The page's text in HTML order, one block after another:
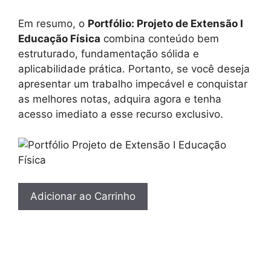
Em resumo, o Portfólio: Projeto de Extensão I
Educação Física combina conteúdo bem
estruturado, fundamentação sólida e
aplicabilidade prática. Portanto, se você deseja
apresentar um trabalho impecável e conquistar
as melhores notas, adquira agora e tenha
acesso imediato a esse recurso exclusivo.
Adicionar ao Carrinho